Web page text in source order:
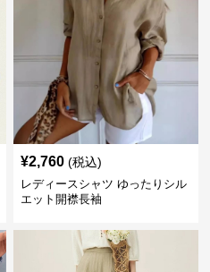
¥2,760 (税込)
レディースシャツ ゆったりシル
エット開襟長袖